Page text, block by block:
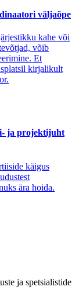
väljaõpe
kahe või
võib
Et
kirjalikult
ja projektijuht
käigus
ära hoida.
ja spetsialistide